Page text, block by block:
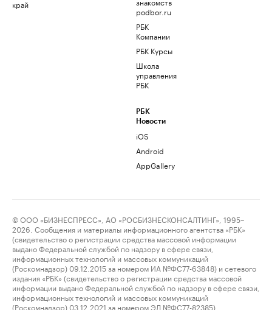
край
podbor.ru
РБК
Компании
РБК Курсы
Школа
управления
РБК
РБК
Новости
iOS
Android
AppGallery
© ООО «БИЗНЕСПРЕСС», АО «РОСБИЗНЕСКОНСАЛТИНГ», 1995–
2026. Сообщения и материалы информационного агентства «РБК»
(свидетельство о регистрации средства массовой информации
выдано Федеральной службой по надзору в сфере связи,
информационных технологий и массовых коммуникаций
(Роскомнадзор) 09.12.2015 за номером ИА №ФС77-63848) и сетевого
издания «РБК» (свидетельство о регистрации средства массовой
информации выдано Федеральной службой по надзору в сфере связи,
информационных технологий и массовых коммуникаций
(Роскомнадзор) 03.12.2021 за номером ЭЛ №ФС77-82385)